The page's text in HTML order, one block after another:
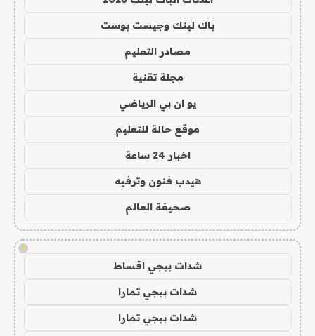
باك لينك وجيست بوست
مصادر التعليم
مجلة تقنية
يو ان بي الرياضي
موقع حالة للتعليم
اخبار 24 ساعة
هيدب فنون وترفيه
صحيفة العالم
!
شدات ببجي اقساط
شدات ببجي تمارا
شدات ببجي تمارا